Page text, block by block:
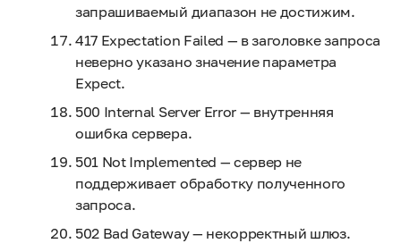
запрашиваемый диапазон не достижим.
417 Expectation Failed — в заголовке запроса
неверно указано значение параметра
Expect.
500 Internal Server Error — внутренняя
ошибка сервера.
501 Not Implemented — сервер не
поддерживает обработку полученного
запроса.
502 Bad Gateway — некорректный шлюз.